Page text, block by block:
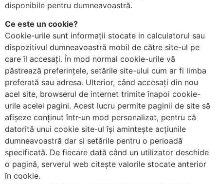
disponibile pentru dumneavoastră.
Ce este un cookie?
Cookie-urile sunt informații stocate in calculatorul sau
dispozitivul dumneavoastră mobil de către site-ul pe
care îl accesați. În mod normal cookie-urile vă
păstrează preferințele, setările site-ului cum ar fi limba
preferată sau adresa. Ulterior, când accesați din nou
acel site, browserul de internet trimite înapoi cookie-
urile acelei pagini. Acest lucru permite paginii de site să
afișeze conținut într-un mod personalizat, pentru că
datorită unui cookie site-ul își amintește acțiunile
dumneavoastră dar si setările pentru o perioadă
specificată. De fiecare dată când un utilizator deschide
o pagină, serverul web citește valorile stocate anterior
în cookie.